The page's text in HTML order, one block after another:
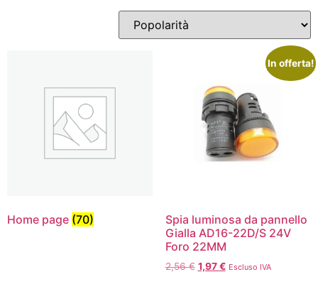
Home page (70)
In offerta!
Spia luminosa da pannello
Gialla AD16-22D/S 24V
Foro 22MM
2,56€ 1,97€ Escluso IVA